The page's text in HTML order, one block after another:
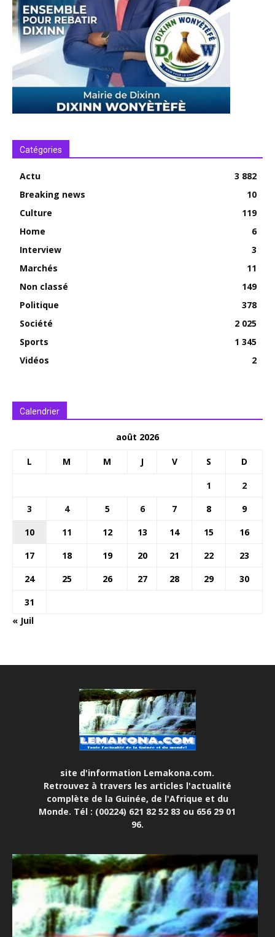
Catégories
Actu
3 882
Breaking news
10
Culture
119
Home
6
Interview
3
Marchés
11
Non classé
149
Politique
378
Société
2 025
Sports
1 345
Vidéos
2
Calendrier
août 2026
L M M J V S D
1
2
3
4 5 6 7 8
9
10
11 12 13 14 15
16
17
18 19 20 21 22
23
24
25 26 27 28 29
30
31
« Juil
site d'information Lemakona.com.
Retrouvez à travers les articles l'actualité
complète de la Guinée, de l'Afrique et du
Monde. Tél : (00224) 621 82 52 83 ou 656 29 01
96.